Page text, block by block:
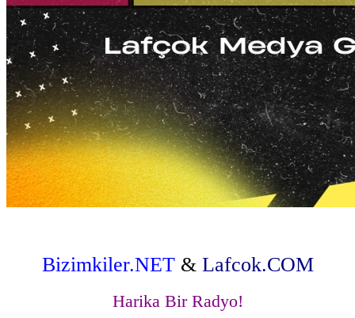
Bizimkiler.NET & Lafcok.COM
Harika Bir Radyo!